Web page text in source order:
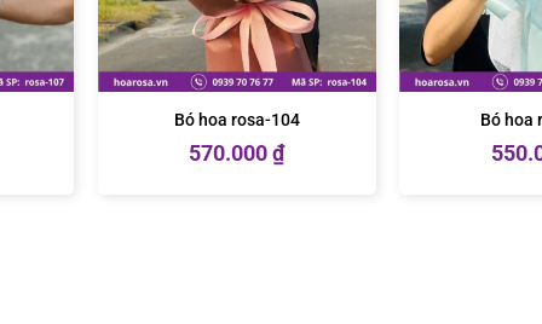
Bó hoa rosa-104
570.000₫
Bó hoa